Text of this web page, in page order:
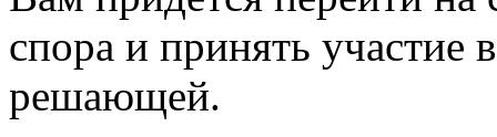
спора и принять участие
решающей.